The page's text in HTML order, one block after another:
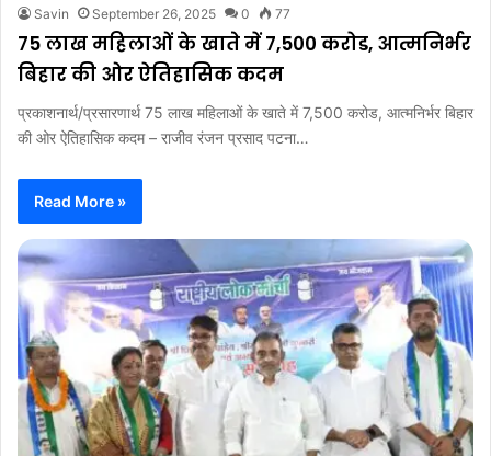
Savin September 26, 2025 0 77
75 लाख महिलाओं के खाते में 7,500 करोड, आत्मनिर्भर
बिहार की ओर ऐतिहासिक कदम
प्रकाशनार्थ/प्रसारणार्थ 75 लाख महिलाओं के खाते में 7,500 करोड, आत्मनिर्भर बिहार
की ओर ऐतिहासिक कदम – राजीव रंजन प्रसाद पटना…
Read More »